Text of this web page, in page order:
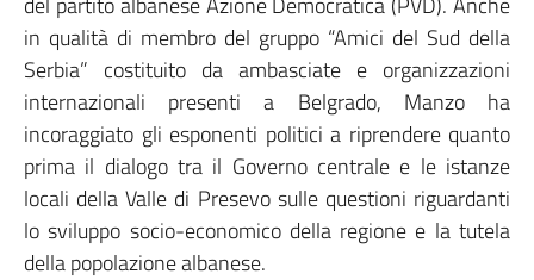
in qualità di membro del gruppo “Amici del Sud della
Serbia” costituito da ambasciate e organizzazioni
internazionali presenti a Belgrado, Manzo ha
incoraggiato gli esponenti politici a riprendere quanto
prima il dialogo tra il Governo centrale e le istanze
locali della Valle di Presevo sulle questioni riguardanti
lo sviluppo socio-economico della regione e la tutela
della popolazione albanese.